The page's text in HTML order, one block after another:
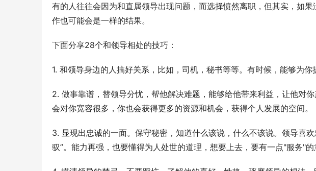
有的人往往会因为和直属领导出现问题，而选择愤然离职，但其实，如
作也可能会是一样的结果。
下面分享28个和领导相处的技巧：
1. 和领导身边的人搞好关系，比如，司机，秘书等等。有时候，能够为你
2. 做事靠谱，替领导分忧，帮他解决难题，能够给他带来利益，让他对
会对你宽容很多，你也会获得更多的资源和机会，获得个人发展的空间。
3. 显现出忠诚的一面。保守秘密，知道什么该说，什么不该说。领导喜
驭”。能力再强，也要懂得为人处世的道理，想要上去，要有一点"服务"的